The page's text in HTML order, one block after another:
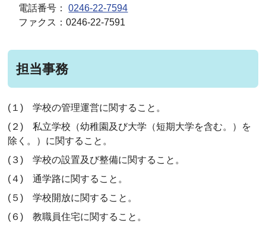
電話番号：0246-22-7594
ファクス：0246-22-7591
担当事務
(１) 学校の管理運営に関すること。
(２) 私立学校（幼稚園及び大学（短期大学を含む。）を
除く。）に関すること。
(３) 学校の設置及び整備に関すること。
(４) 通学路に関すること。
(５) 学校開放に関すること。
(６) 教職員住宅に関すること。